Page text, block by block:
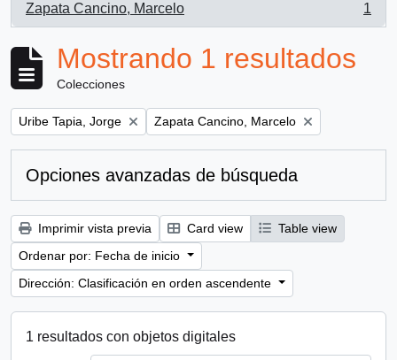
Zapata Cancino, Marcelo
, 1 resultados
1
Mostrando 1 resultados
Colecciones
Remove filter:
Uribe Tapia, Jorge Remove filter:
Zapata Cancino, Marcelo
Opciones avanzadas de búsqueda
Imprimir vista previa Card view
Table view
Ordenar por: Fecha de inicio
Dirección: Clasificación en orden ascendente
1 resultados con objetos digitales